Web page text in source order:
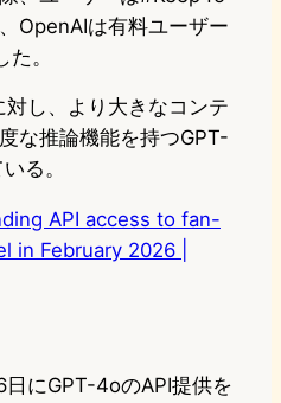
OpenAIは有料ユーザー
。
し、より大きなコンテ
な推論機能を持つGPT-
る。
API access to fan-
in February 2026 |
にGPT-4oのAPI提供を